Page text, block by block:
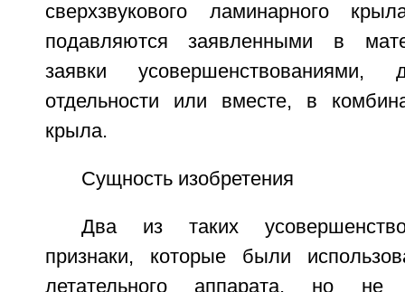
сверхзвукового ламинарного
подавляются заявленными в
заявки усовершенствованиями,
отдельности или вместе, в
крыла.
Сущность изобретения
Два из таких
признаки, которые были
летательного аппарата, но